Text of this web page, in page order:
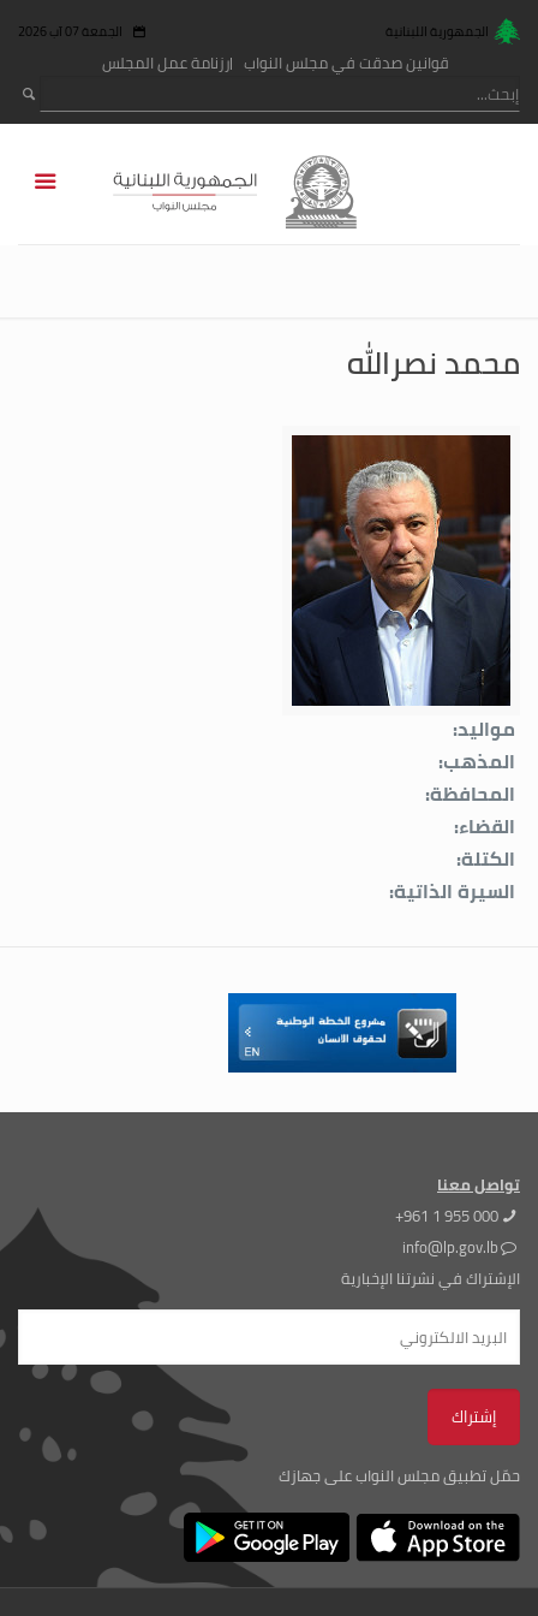
الجمهورية اللبنانية الجمعة 07 آب 2026
قوانين صدقت في مجلس النواب رزنامة عمل المجلس
محمد نصرالله
مواليد:
المذهب:
المحافظة:
القضاء:
الكتلة:
السيرة الذاتية:
تواصل معنا
+961 1 955 000
info@lp.gov.lb
الإشتراك في نشرتنا الإخبارية
حمّل تطبيق مجلس النواب على جهازك